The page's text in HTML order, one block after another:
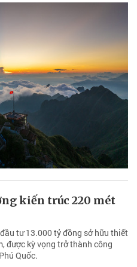
kiến trúc 220 mét
tư 13.000 tỷ đồng sở hữu thiết
được kỳ vọng trở thành công
Quốc.